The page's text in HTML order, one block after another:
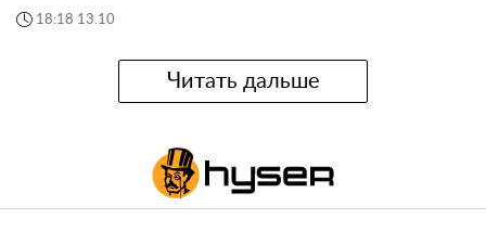
18:18 13.10
Читать дальше